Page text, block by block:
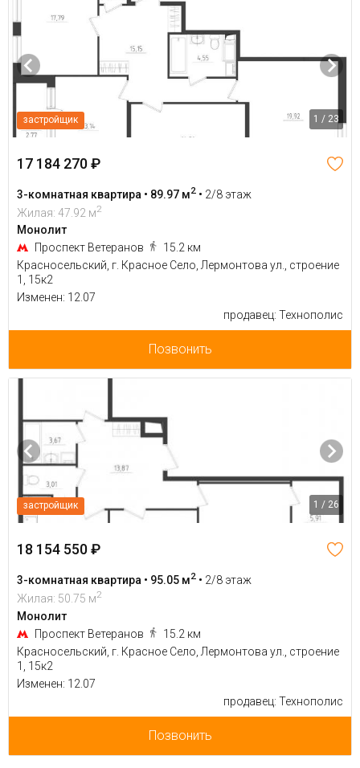
застройщик 1 / 23
17 184 270 ₽
3-комнатная квартира • 89.97 м2 • 2/8 этаж
Жилая: 47.92 м2
Монолит
Проспект Ветеранов
15.2 км
Красносельский, г. Красное Село, Лермонтова ул., строение
1, 15к2
Изменен: 12.07
продавец: Технополис
Позвонить
застройщик 1 / 26
18 154 550 ₽
3-комнатная квартира • 95.05 м2 • 2/8 этаж
Жилая: 50.75 м2
Монолит
Проспект Ветеранов
15.2 км
Красносельский, г. Красное Село, Лермонтова ул., строение
1, 15к2
Изменен: 12.07
продавец: Технополис
Позвонить